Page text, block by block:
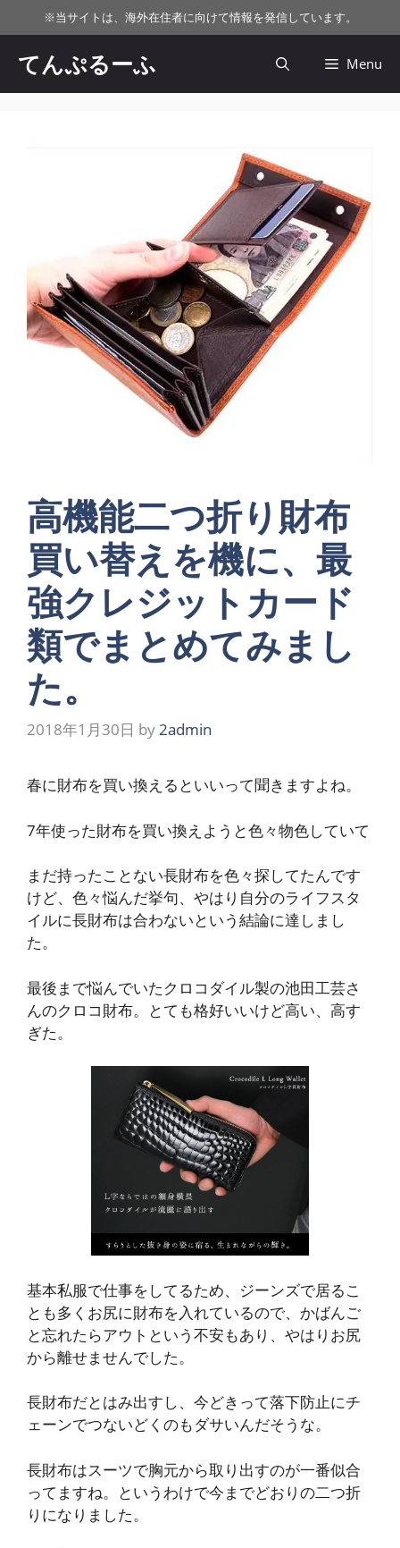
ン
ツ
※当サイトは、海外在住者に向けて情報を発信しています。
てんぷるーふ Menu
高機能二つ折り財布
買い替えを機に、最
強クレジットカード
類でまとめてみまし
た。
2018年1月30日 by2admin
春に財布を買い換えるといいって聞きますよね。
7年使った財布を買い換えようと色々物色していて
まだ持ったことない長財布を色々探してたんです
けど、色々悩んだ挙句、やはり自分のライフスタ
イルに長財布は合わないという結論に達しまし
た。
最後まで悩んでいたクロコダイル製の池田工芸さ
んのクロコ財布。とても格好いいけど高い、高す
ぎた。
基本私服で仕事をしてるため、ジーンズで居るこ
とも多くお尻に財布を入れているので、かばんご
と忘れたらアウトという不安もあり、やはりお尻
から離せませんでした。
長財布だとはみ出すし、今どきって落下防止にチ
ェーンでつないどくのもダサいんだそうな。
長財布はスーツで胸元から取り出すのが一番似合
ってますね。というわけで今までどおりの二つ折
りになりました。